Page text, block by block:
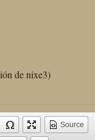
de nixe3)
Source